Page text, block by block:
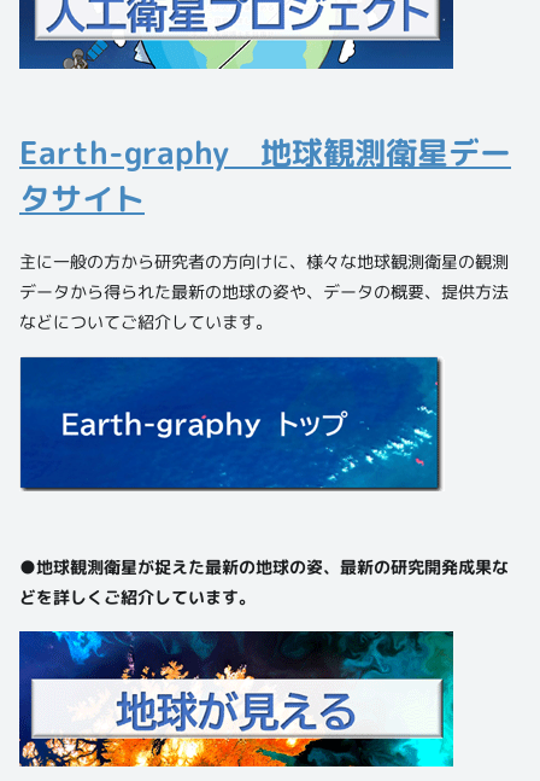
Earth-graphy 地球観測衛星デー
タサイト
主に一般の方から研究者の方向けに、様々な地球観測衛星の観測
データから得られた最新の地球の姿や、データの概要、提供方法
などについてご紹介しています。
●地球観測衛星が捉えた最新の地球の姿、最新の研究開発成果な
どを詳しくご紹介しています。